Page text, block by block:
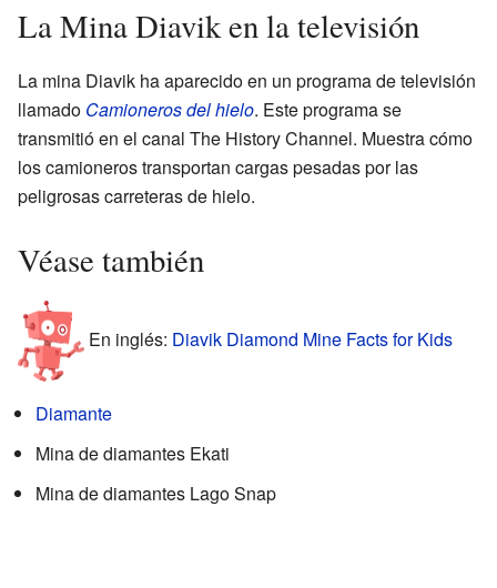
La Mina Diavik en la televisión
La mina Diavik ha aparecido en un programa de televisión
llamado Camioneros del hielo. Este programa se
transmitió en el canal The History Channel. Muestra cómo
los camioneros transportan cargas pesadas por las
peligrosas carreteras de hielo.
Véase también
En inglés: Diavik Diamond Mine Facts for Kids
Diamante
Mina de diamantes Ekati
Mina de diamantes Lago Snap